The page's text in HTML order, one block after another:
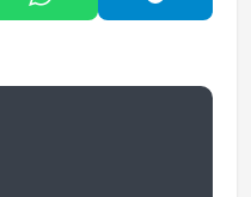
Paylaş
WhatsApp'ta Paylaş